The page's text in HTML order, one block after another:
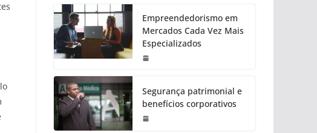
Empreendedorismo em
Mercados Cada Vez Mais
Especializados
Segurança patrimonial e
benefícios corporativos